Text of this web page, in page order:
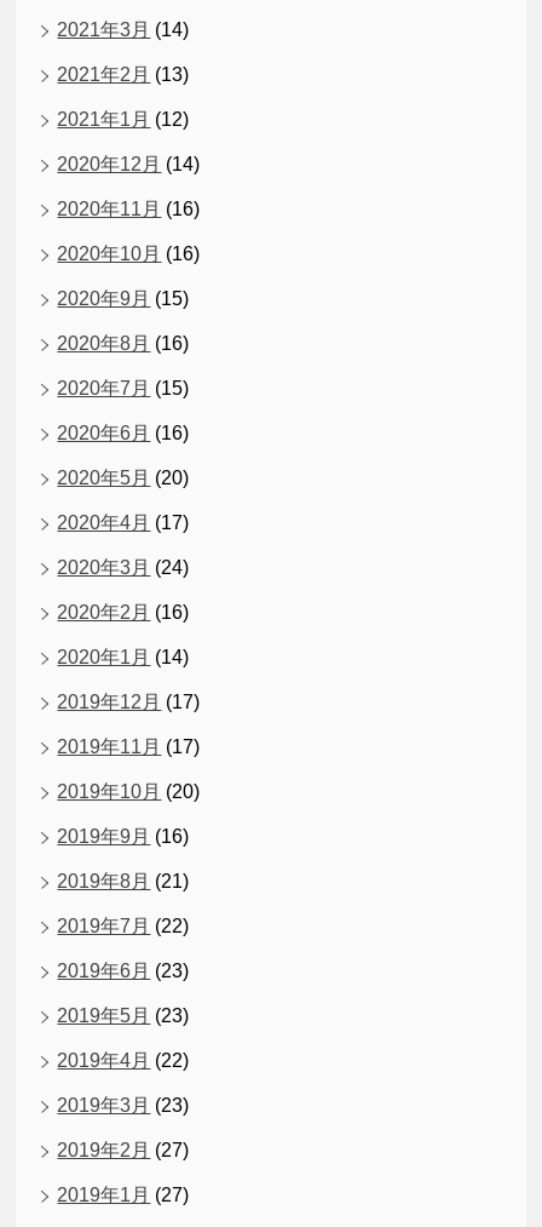
2021年3月 (14)
2021年2月 (13)
2021年1月 (12)
2020年12月 (14)
2020年11月 (16)
2020年10月 (16)
2020年9月 (15)
2020年8月 (16)
2020年7月 (15)
2020年6月 (16)
2020年5月 (20)
2020年4月 (17)
2020年3月 (24)
2020年2月 (16)
2020年1月 (14)
2019年12月 (17)
2019年11月 (17)
2019年10月 (20)
2019年9月 (16)
2019年8月 (21)
2019年7月 (22)
2019年6月 (23)
2019年5月 (23)
2019年4月 (22)
2019年3月 (23)
2019年2月 (27)
2019年1月 (27)